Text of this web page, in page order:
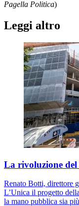
Pagella Politica)
Leggi altro
La rivoluzione del
Renato Botti, direttore
L’Unica il progetto
la mano pubblica sia